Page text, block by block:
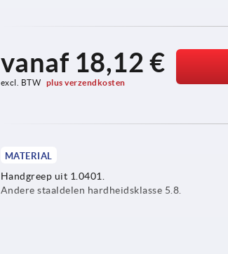
vanaf 18,12 €
excl. BTW plus verzendkosten
MATERIAL
Handgreep uit 1.0401.
Andere staaldelen hardheidsklasse 5.8.